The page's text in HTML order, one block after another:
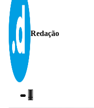
Redação